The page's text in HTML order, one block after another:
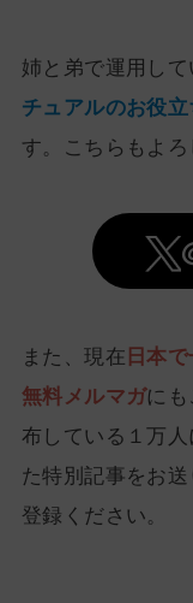
姉と弟で運用して
チュアルのお役
す。こちらもよ
また、現在日本
無料メルマガに
布している１万
た特別記事をお
登録ください。